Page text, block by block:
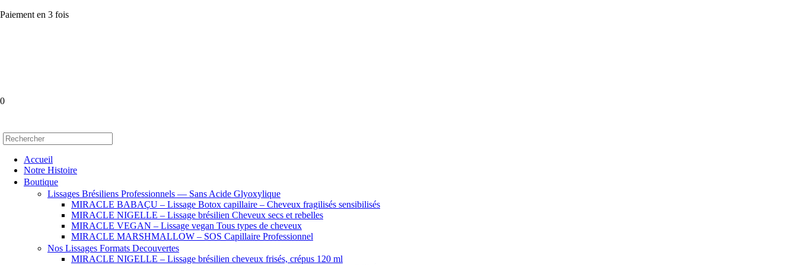
Paiement en 3 fois
0
Accueil
Notre Histoire
Boutique
Lissages Brésiliens Professionnels — Sans Acide Glyoxylique
MIRACLE BABAÇU – Lissage Botox capillaire – Cheveux fragilisés sensibilisés
MIRACLE NIGELLE – Lissage brésilien Cheveux secs et rebelles
MIRACLE VEGAN – Lissage vegan Tous types de cheveux
MIRACLE MARSHMALLOW – SOS Capillaire Professionnel
Nos Lissages Formats Decouvertes
MIRACLE NIGELLE – Lissage brésilien cheveux frisés, crépus 120 ml